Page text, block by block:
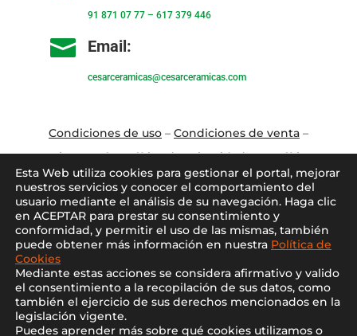
91 871 07 77– 617 379 446
 Email:
cesarceramicas@cesarceramicas.com
Condiciones de uso– Condiciones de venta–
Aviso Legal–Política de privacidad –Política
de cookies
Blog–Contacto–Conócenos –Mi Cuenta
Esta Web utiliza cookies para gestionar el portal, mejorar
nuestros servicios y conocer el comportamiento del
usuario mediante el análisis de su navegación. Haga clic
en ACEPTAR para prestar su consentimiento y
conformidad, y permitir el uso de las mismas, también
puede obtener más información en nuestra Política de
Cookies
Mediante estas acciones se considera afirmativo y valido
el consentimiento a la recopilación de sus datos, como
también el ejercicio de sus derechos mencionados en la
legislación vigente.
Puedes aprender más sobre qué cookies utilizamos o